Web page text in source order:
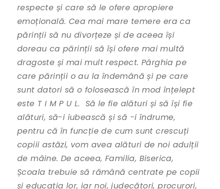
respecte și care să le ofere apropiere
emoțională. Cea mai mare temere era ca
părinții să nu divorțeze și de aceea își
doreau ca părinții să își ofere mai multă
dragoste și mai mult respect. Pârghia pe
care părinții o au la îndemână și pe care
sunt datori să o folosească în mod înțelept
este T I M P U L. Să le fie alături și să își fie
alături, să-i iubească și să -i îndrume,
pentru că în funcție de cum sunt crescuți
copiii astăzi, vom avea alături de noi adulții
de mâine. De aceea, Familia, Biserica,
Școala trebuie să rămână centrate pe copii
și educația lor, iar noi, judecători, procurori,